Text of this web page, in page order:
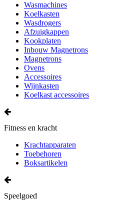
Wasmachines
Koelkasten
Wasdrogers
Afzuigkappen
Kookplaten
Inbouw Magnetrons
Magnetrons
Ovens
Accessoires
Wijnkasten
Koelkast accessoires
Fitness en kracht
Krachtapparaten
Toebehoren
Boksartikelen
Speelgoed